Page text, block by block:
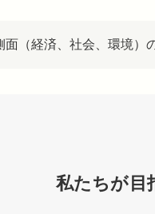
（経済、社会、環境）
私たちが目